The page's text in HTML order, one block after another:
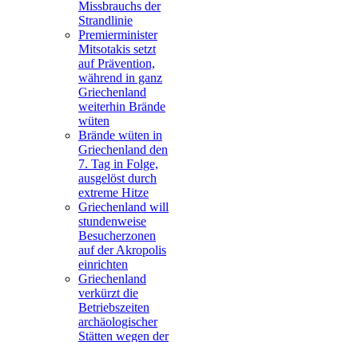
Missbrauchs der
Strandlinie
Premierminister
Mitsotakis setzt
auf Prävention,
während in ganz
Griechenland
weiterhin Brände
wüten
Brände wüten in
Griechenland den
7. Tag in Folge,
ausgelöst durch
extreme Hitze
Griechenland will
stundenweise
Besucherzonen
auf der Akropolis
einrichten
Griechenland
verkürzt die
Betriebszeiten
archäologischer
Stätten wegen der